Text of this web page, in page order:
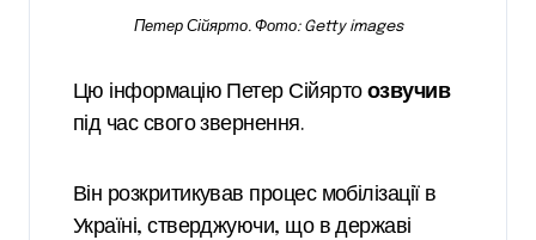
Петер Сійярто. Фото: Getty images
Цю інформацію Петер Сійярто озвучив
під час свого звернення.
Він розкритикував процес мобілізації в
Україні, стверджуючи, що в державі